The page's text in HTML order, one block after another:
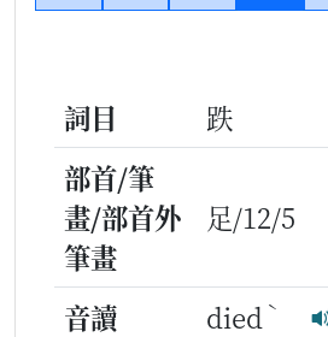
詞目
跌
部首/筆
畫/部首外
筆畫
足/12/5
音讀 died ˋ